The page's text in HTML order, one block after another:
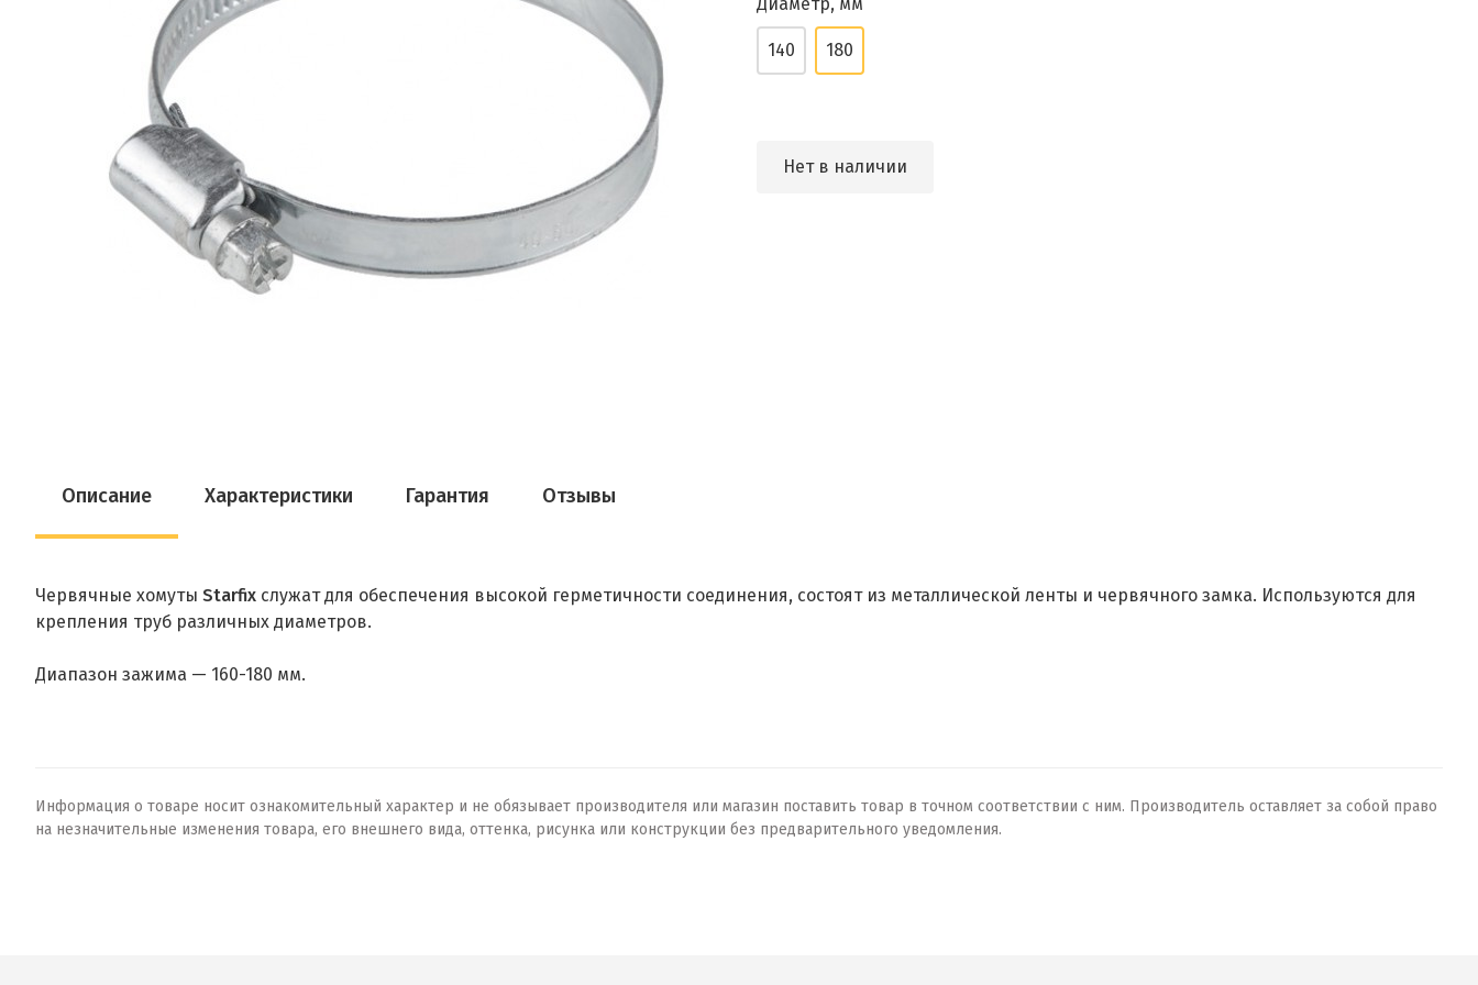
140 180
Нет в наличии
Описание Характеристики Гарантия Отзывы
Червячные хомуты Starfix служат для обеспечения высокой герметичности соединения, состоят из металлической ленты и червячного замка. Используются для
крепления труб различных диаметров.
Диапазон зажима — 160-180 мм.
Информация о товаре носит ознакомительный характер и не обязывает производителя или магазин поставить товар в точном соответствии с ним. Производитель оставляет за собой право
на незначительные изменения товара, его внешнего вида, оттенка, рисунка или конструкции без предварительного уведомления.